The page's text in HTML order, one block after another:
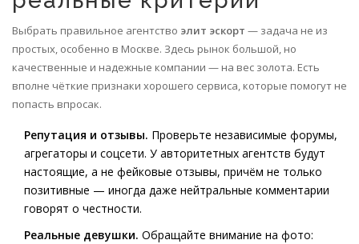
Выбрать правильное агентство элит эскорт — задача не из
простых, особенно в Москве. Здесь рынок большой, но
качественные и надежные компании — на вес золота. Есть
вполне чёткие признаки хорошего сервиса, которые помогут не
попасть впросак.
Репутация и отзывы. Проверьте независимые форумы,
агрегаторы и соцсети. У авторитетных агентств будут
настоящие, а не фейковые отзывы, причём не только
позитивные — иногда даже нейтральные комментарии
говорят о честности.
Реальные девушки. Обращайте внимание на фото: